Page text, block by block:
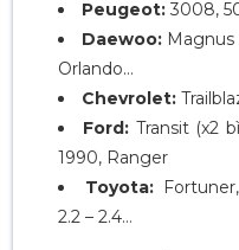
Peugeot:3008,
Daewoo:Magnus
Orlando…
Chevrolet:
Ford: Transit (x2
1990, Ranger
Toyota:
2.2 – 2.4…